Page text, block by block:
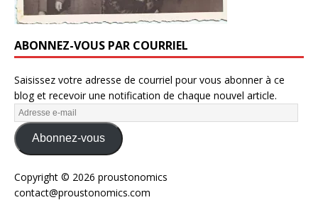
ABONNEZ-VOUS PAR COURRIEL
Saisissez votre adresse de courriel pour vous abonner à ce
blog et recevoir une notification de chaque nouvel article.
Abonnez-vous
Copyright © 2026 proustonomics
contact@proustonomics.com